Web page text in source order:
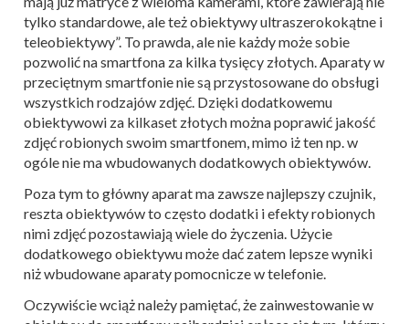
tylko standardowe, ale też obiektywy ultraszerokokątne i
teleobiektywy”. To prawda, ale nie każdy może sobie
pozwolić na smartfona za kilka tysięcy złotych.Aparaty w
przeciętnym smartfonie nie są przystosowane do obsługi
wszystkich rodzajów zdjęć. Dzięki dodatkowemu
obiektywowi za kilkaset złotych można poprawić jakość
zdjęć robionych swoim smartfonem, mimo iż ten np. w
ogóle nie ma wbudowanych dodatkowych obiektywów.
Poza tym to główny aparat ma zawsze najlepszy czujnik,
reszta obiektywów to często dodatki i efekty robionych
nimi zdjęć pozostawiają wiele do życzenia. Użycie
dodatkowego obiektywu może dać zatem lepsze wyniki
niż wbudowane aparaty pomocnicze w telefonie.
Oczywiście wciąż należy pamiętać, że zainwestowanie w